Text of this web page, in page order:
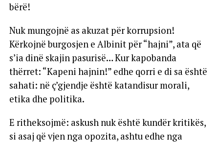
bërë!
Nuk mungojnë as akuzat për korrupsion!
Kërkojnë burgosjen e Albinit për “hajni”, ata që
s’ia dinë skajin pasurisë… Kur kapobanda
thërret: “Kapeni hajnin!” edhe qorri e di sa është
sahati: në ç’gjendje është katandisur morali,
etika dhe politika.
E ritheksojmë: askush nuk është kundër kritikës,
si asaj që vjen nga opozita, ashtu edhe nga